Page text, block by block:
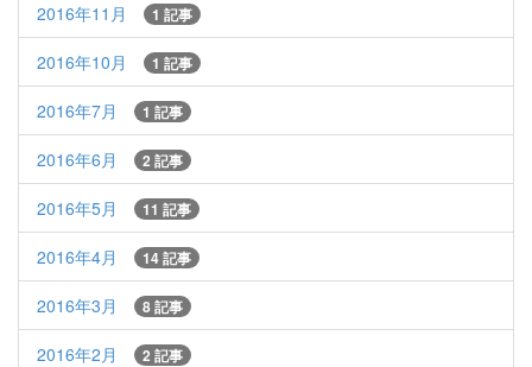
2016年11月 1 記事
2016年10月 1 記事
2016年7月 1 記事
2016年6月 2 記事
2016年5月 11 記事
2016年4月 14 記事
2016年3月 8 記事
2016年2月 2 記事